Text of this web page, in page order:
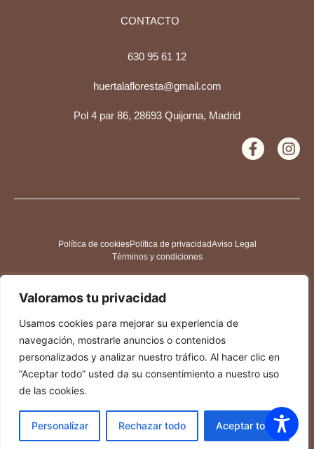
Valoramos tu privacidad
Usamos cookies para mejorar su experiencia de
navegación, mostrarle anuncios o contenidos
personalizados y analizar nuestro tráfico. Al hacer clic en
“Aceptar todo” usted da su consentimiento a nuestro uso
de las cookies.
Personalizar Rechazar todo Aceptar todo
CONTACTO
630 95 61 12
huertalafloresta@gmail.com
Pol 4 par 86, 28693 Quijorna, Madrid
Política de cookiesPolítica de privacidadAviso Legal
Términos y condiciones